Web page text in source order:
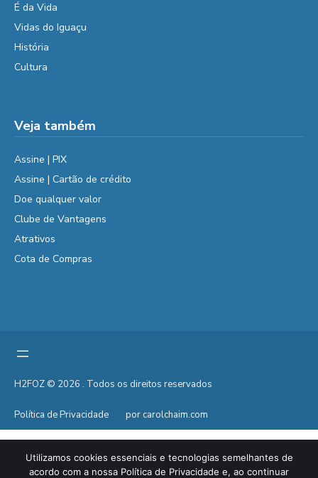
É da Vida
Vidas do Iguaçu
História
Cultura
Veja também
Assine | PIX
Assine | Cartão de crédito
Doe qualquer valor
Clube de Vantagens
Atrativos
Cota de Compras
H2FOZ © 2026 . Todos os direitos reservados
Política de Privacidade por carolchaim.com
Utilizamos cookies essenciais e tecnologias semelhantes de
acordo com a nossa Política de Privacidade e, ao continuar